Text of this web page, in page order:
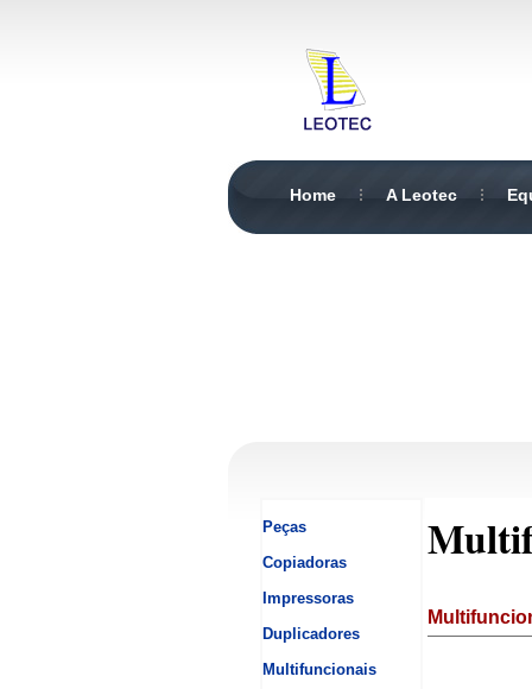
Home A Leotec
Peças
Copiadoras
Impressoras
Duplicadores
Multifuncionais